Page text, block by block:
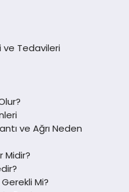
ve Tedavileri
ve Ağrı Neden
Midir?
Mi?